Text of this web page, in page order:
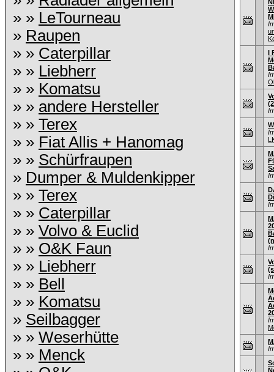
» » LeTourneau
» Raupen
» » Caterpillar
» » Liebherr
» » Komatsu
» » andere Hersteller
» » Terex
» » Fiat Allis + Hanomag
» » Schürfraupen
» Dumper & Muldenkipper
» » Terex
» » Caterpillar
» » Volvo & Euclid
» » O&K Faun
» » Liebherr
» » Bell
» » Komatsu
» Seilbagger
» » Weserhütte
» » Menck
I